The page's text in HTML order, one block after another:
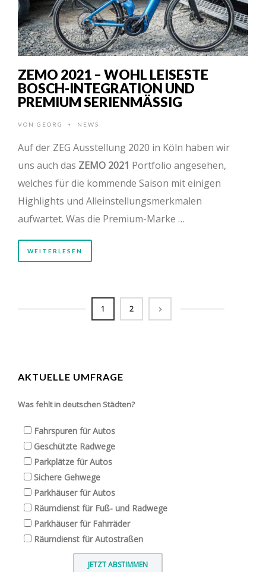
ZEMO 2021 – WOHL LEISESTE
BOSCH-INTEGRATION UND
PREMIUM SERIENMÄSSIG
VON GEORG • NEWS
Auf der ZEG Ausstellung 2020 in Köln haben wir
uns auch das ZEMO 2021 Portfolio angesehen,
welches für die kommende Saison mit einigen
Highlights und Alleinstellungsmerkmalen
aufwartet. Was die Premium-Marke …
WEITERLESEN
1 2
AKTUELLE UMFRAGE
Was fehlt in deutschen Städten?
Fahrspuren für Autos
Geschützte Radwege
Parkplätze für Autos
Sichere Gehwege
Parkhäuser für Autos
Räumdienst für Fuß- und Radwege
Parkhäuser für Fahrräder
Räumdienst für Autostraßen